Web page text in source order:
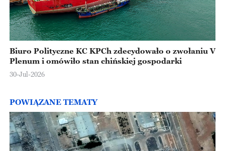
Biuro Polityczne KC KPCh zdecydowało o zwołaniu V
Plenum i omówiło stan chińskiej gospodarki
30-Jul-2026
POWIĄZANE TEMATY